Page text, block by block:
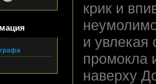
крик и
и
промокла
наверху